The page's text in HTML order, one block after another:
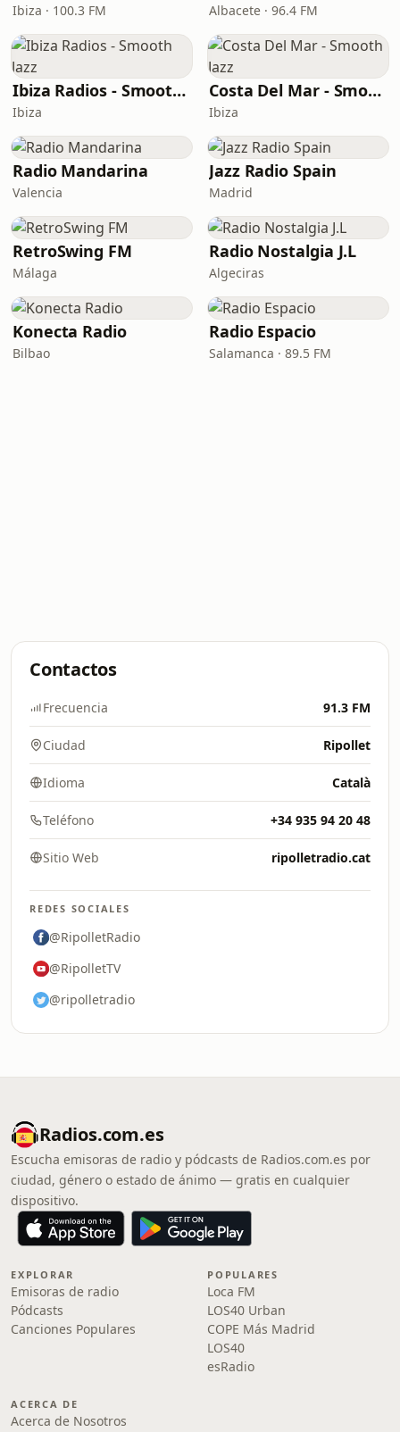
Ibiza · 100.3 FM Albacete · 96.4 FM
Ibiza Radios - Smooth Jazz
Ibiza
Costa Del Mar - Smooth Jazz
Ibiza
Radio Mandarina
Valencia
Jazz Radio Spain
Madrid
RetroSwing FM
Málaga
Radio Nostalgia J.L
Algeciras
Konecta Radio
Bilbao
Radio Espacio
Salamanca · 89.5 FM
Contactos
Frecuencia 91.3 FM
Ciudad Ripollet
Idioma Català
Teléfono +34 935 94 20 48
Sitio Web ripolletradio.cat
REDES SOCIALES
@RipolletRadio
@RipolletTV
@ripolletradio
Radios.com.es
Escucha emisoras de radio y pódcasts de Radios.com.es por
ciudad, género o estado de ánimo — gratis en cualquier
dispositivo.
EXPLORAR
Emisoras de radio
Pódcasts
Canciones Populares
POPULARES
Loca FM
LOS40 Urban
COPE Más Madrid
LOS40
esRadio
ACERCA DE
Acerca de Nosotros